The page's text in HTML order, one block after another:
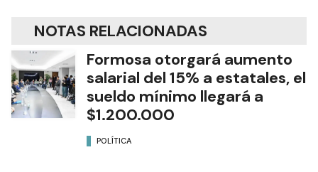
NOTAS RELACIONADAS
Formosa otorgará aumento
salarial del 15% a estatales, el
sueldo mínimo llegará a
$1.200.000
POLÍTICA